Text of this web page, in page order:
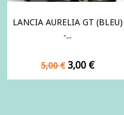
LANCIA AURELIA GT (BLEU)
-...
Prix
de
5,00 € Prix
3,00 €